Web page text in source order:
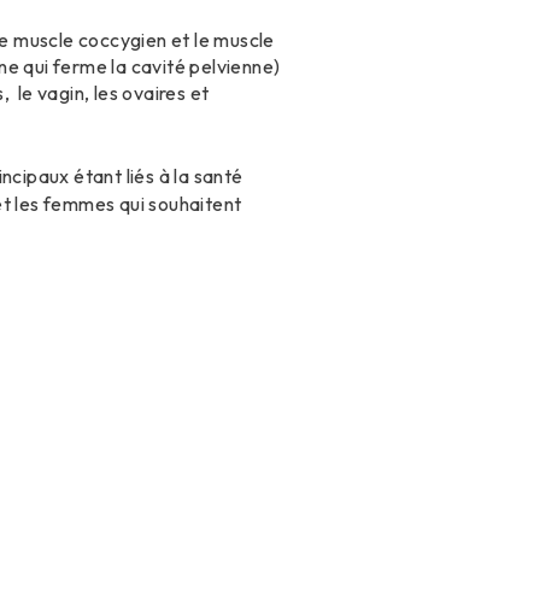
muscle coccygien et le muscle
qui ferme la cavité pelvienne)
le vagin, les ovaires et
étant liés à la santé
les femmes qui souhaitent